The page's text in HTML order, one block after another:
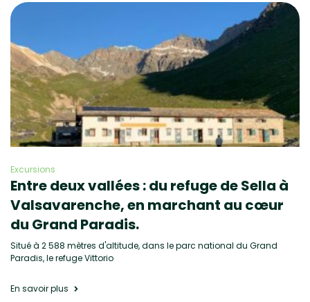
Excursions
Entre deux vallées : du refuge de Sella à
Valsavarenche, en marchant au cœur
du Grand Paradis.
Situé à 2 588 mètres d'altitude, dans le parc national du Grand
Paradis, le refuge Vittorio
En savoir plus